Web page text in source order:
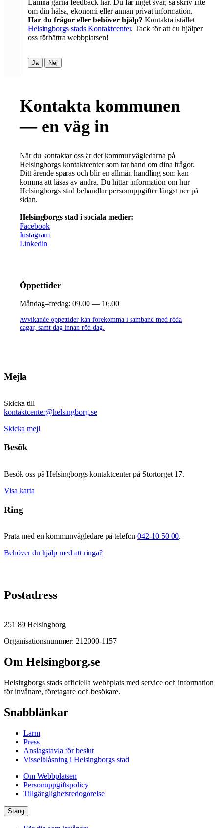
Lämna gärna feedback här. Du får inget svar, så skriv inte
om din hälsa, ekonomi eller annan privat information.
Har du frågor eller behöver hjälp? Kontakta istället
Helsingborgs stads Kontaktcenter. Tack för att du hjälper
oss förbättra webbplatsen!
Ja Nej
Kontakta kommunen
— en väg in
När du kontaktar oss är det kommunvägledarna på
Helsingborgs kontaktcenter som tar hand om dina frågor.
Ditt ärende sparas och blir en allmän handling som kan
komma att läsas av andra. Du hittar information om hur
Helsingborgs stad behandlar personuppgifter längst ner på
sidan.
Helsingborgs stad i sociala medier:
Facebook
Instagram
Linkedin
Öppettider
Måndag–fredag: 09.00 — 16.00
Avvikande öppettider kan förekomma i samband med röda
dagar, samt dag innan röd dag.
Mejla
Skicka till
kontaktcenter@helsingborg.se
Skicka mejl
Besök
Besök oss på Helsingborgs kontaktcenter på Stortorget 17.
Visa karta
Ring
Prata med en kommunvägledare på telefon 042-10 50 00.
Behöver du hjälp med att ringa?
Postadress
251 89 Helsingborg
Organisationsnummer: 212000-1157
Om Helsingborg.se
Helsingborgs stads officiella webbplats med service och information
för invånare, företagare och besökare.
Snabblänkar
Larm
Press
Anslagstavla för beslut
Visselblåsning i Helsingborgs stad
Om Webbplatsen
Personuppgiftspolicy
Tillgänglighetsredogörelse
Stäng